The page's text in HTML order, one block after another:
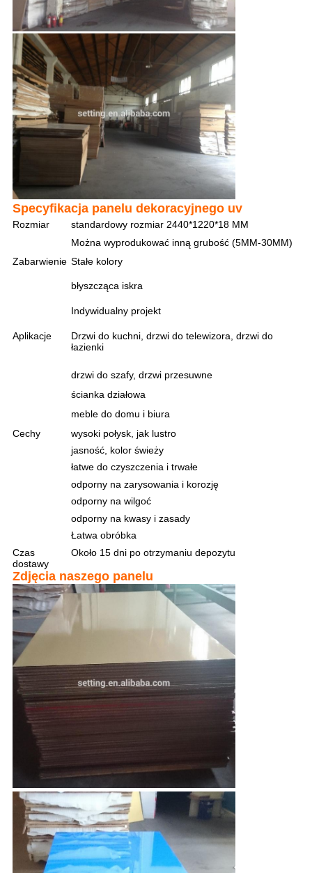
Specyfikacja panelu dekoracyjnego uv
Rozmiar
standardowy rozmiar 2440*1220*18 MM
Można wyprodukować inną grubość (5MM-30MM)
Zabarwienie Stałe kolory
błyszcząca iskra
Indywidualny projekt
Aplikacje
Drzwi do kuchni, drzwi do telewizora, drzwi do
łazienki
drzwi do szafy, drzwi przesuwne
ścianka działowa
meble do domu i biura
Cechy
wysoki połysk, jak lustro
jasność, kolor świeży
łatwe do czyszczenia i trwałe
odporny na zarysowania i korozję
odporny na wilgoć
odporny na kwasy i zasady
Łatwa obróbka
Czas
dostawy
Około 15 dni po otrzymaniu depozytu
Zdjęcia naszego panelu